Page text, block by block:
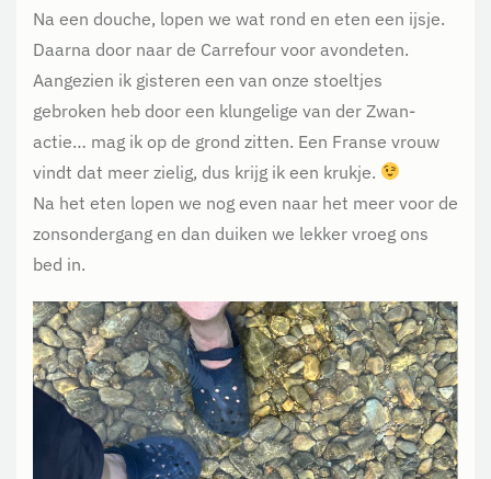
Na een douche, lopen we wat rond en eten een ijsje.
Daarna door naar de Carrefour voor avondeten.
Aangezien ik gisteren een van onze stoeltjes
gebroken heb door een klungelige van der Zwan-
actie… mag ik op de grond zitten. Een Franse vrouw
vindt dat meer zielig, dus krijg ik een krukje.
Na het eten lopen we nog even naar het meer voor de
zonsondergang en dan duiken we lekker vroeg ons
bed in.